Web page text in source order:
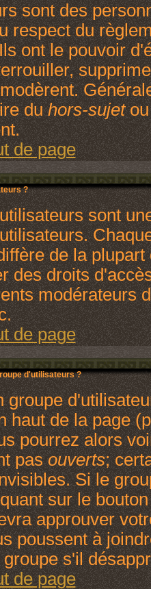
sont des
respect du
ont le pouvoir
duhors-sujetou
de page
?
sont
de la
des droits
modérateurs
de page
d'utilisateurs ?
groupe
haut de la page
pourrez alors
pasouverts;
Si le
sur le
approuver
poussent à
s'il
de page